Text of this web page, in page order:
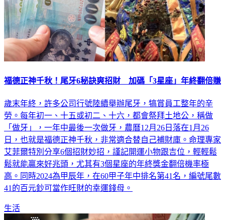
福德正神千秋！尾牙6秘訣爽招財 加碼「3星座」年終翻倍賺
歲末年終，許多公司行號陸續舉辦尾牙，犒賞員工整年的辛
勞。每年初一、十五或初二、十六，都會祭拜土地公，稱做
「做牙」，一年中最後一次做牙，農曆12月26日落在1月26
日，也就是福德正神千秋，非常適合替自己補財庫。命理專家
艾菲爾特別分享6個招財妙招，謹記開運小物跟吉位，輕輕鬆
鬆就能贏來好兆頭，尤其有3個星座的年終獎金翻倍機率極
高。同時2024為甲辰年，在60甲子年中排名第41名，編號尾數
41的百元鈔可當作旺財的幸運錢母。
生活